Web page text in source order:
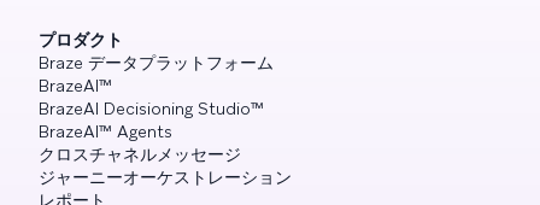
プロダクト
Braze データプラットフォーム
BrazeAI™
BrazeAI Decisioning Studio™
BrazeAI™ Agents
クロスチャネルメッセージ
ジャーニーオーケストレーション
レポート